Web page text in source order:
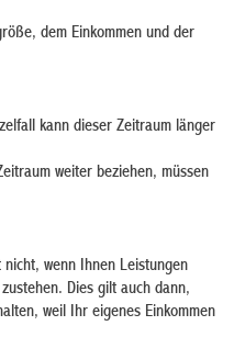
dem Einkommen und der
kann dieser Zeitraum länger
weiter beziehen, müssen
nicht, wenn Ihnen Leistungen
Dies gilt auch dann,
weil Ihr eigenes Einkommen